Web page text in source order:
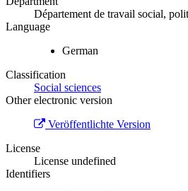
Département de travail social,
Language
German
Classification
Social sciences
Other electronic version
Veröffentlichte Version
License
License undefined
Identifiers